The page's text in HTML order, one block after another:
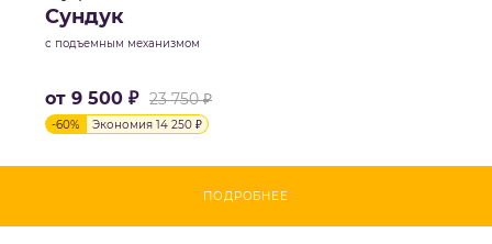
Сундук
с подъемным механизмом
от 9 500 ₽ 23 750 ₽
-60% Экономия 14 250 ₽
ПОДРОБНЕЕ